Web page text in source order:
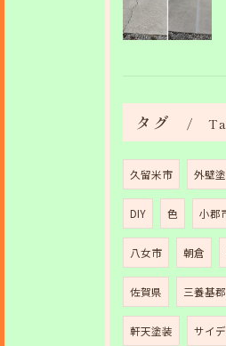
タグ
久留米市 外壁
DIY 色 小郡
八女市 朝倉
佐賀県 三養基郡
軒天塗装 サイ